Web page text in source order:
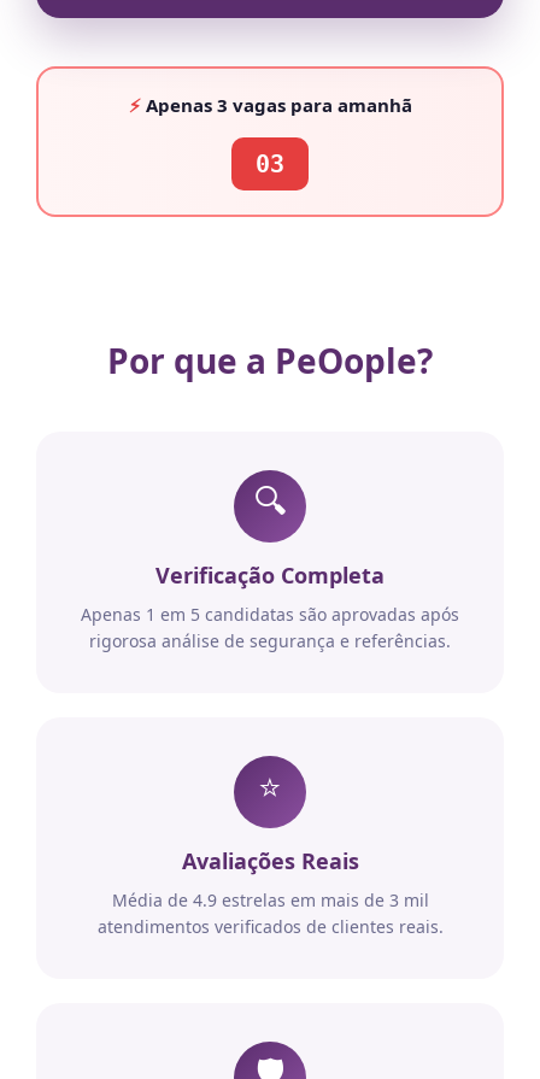
⚡Apenas 3 vagaspara amanhã
03
Por que a PeOople?
🔍
Verificação Completa
Apenas 1 em 5 candidatas são aprovadas após
rigorosa análise de segurança e referências.
⭐
Avaliações Reais
Média de 4.9 estrelas em mais de 3 mil
atendimentos verificados de clientes reais.